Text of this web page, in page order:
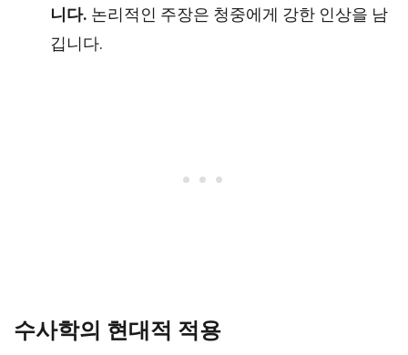
니다. 논리적인 주장은 청중에게 강한 인상을 남
깁니다.
수사학의 현대적 적용